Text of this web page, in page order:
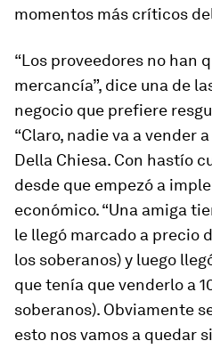
momentos más críticos
“Los proveedores no han
mercancía”, dice una de
negocio que prefiere
“Claro, nadie va a vender
Della Chiesa. Con hastío
desde que empezó a
económico. “Una amiga
le llegó marcado a precio
los soberanos) y luego
que tenía que venderlo a
soberanos). Obviamente
esto nos vamos a quedar